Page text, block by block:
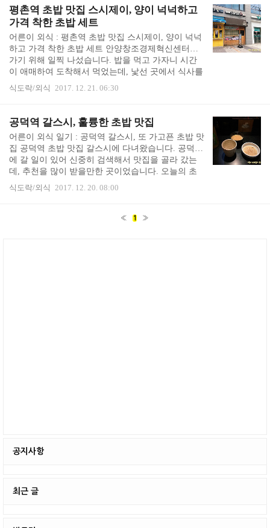
러드소스, 락교 초생강, 생와사비와 간장을 잘 포장
해 줍니다. 한 점 한 점 맛있습니다. 초밥 포장에도 왕
김밥(후또마끼)와 미니카스테라(교꾸)를 넣어주셔
서, 코스처럼 한 점 한 점 맛보는 재미가 있었어요. 카
운터석에서 한 점 한 점 쥐어주시는 초밥을 먹는 것
이 좀 더 맛나고 좋으나, 집에서 퍼질러 앉아 편히 먹
고 싶을 때는 포장도 괜찮..
평촌역 초밥 맛집 스시제이, 양이 넉넉하고
가격 착한 초밥 세트
어른이 외식 : 평촌역 초밥 맛집 스시제이, 양이 넉넉
하고 가격 착한 초밥 세트 안양창조경제혁신센터에
가기 위해 일찍 나섰습니다. 밥을 먹고 가자니 시간
이 애매하여 도착해서 먹었는데, 낯선 곳에서 식사를
할 때는 한없이 신중해집니다. 그 근처에서 맛있는
것을 먹어보고 싶거든요. 평촌역 초밥 맛집을 열심히
에서 보고 블라인드 때문에 영업 안 하는 줄 알고 고
민했습니다. 평촌역 초밥 맛집 중에 평이 가장 좋길
래 여기를 1순위로 찜했는데, 일요일 점심에 문을 닫
았으면 낭패지요. 횡단보도 건너편에서 스시제이 영
업시간을 찾아보니 휴무 없이 매일 한다고 나오길래
다시 걸어가 봤습니다. 그 와중에 '영업을 안하면 입
간판을 안 내놨겠지' 라는 생각과, '문 닫았어도 얼
식도락/외식 2017. 12. 21. 06:30
공덕역 갈스시, 훌륭한 초밥 맛집
어른이 외식 일기 : 공덕역 갈스시, 또 가고픈 초밥 맛
집 공덕역 초밥 맛집 갈스시에 다녀왔습니다. 공덕역
에 갈 일이 있어 신중히 검색해서 맛집을 골라 갔는
데, 추천을 많이 받을만한 곳이었습니다. 오늘의 초
밥은 15,000원, 모듬 초밥은 18,000원인데 모듬 초밥
에 성게알 군함이 더 나오길래 모듬 초밥을 주문했습
땐 빨라지는 산수) 혼자 갔는데 싹싹하고 친절한 여
식도락/외식 2017. 12. 20. 08:00
« 1 »
공지사항
최근 글